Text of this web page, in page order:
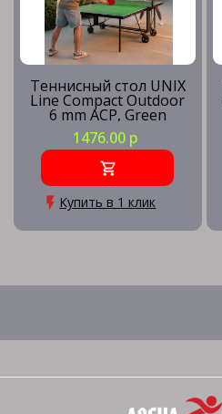
Теннисный стол UNIX
Line Compact Outdoor
6 mm ACP, Green
1476.00 р
Купить в 1 клик